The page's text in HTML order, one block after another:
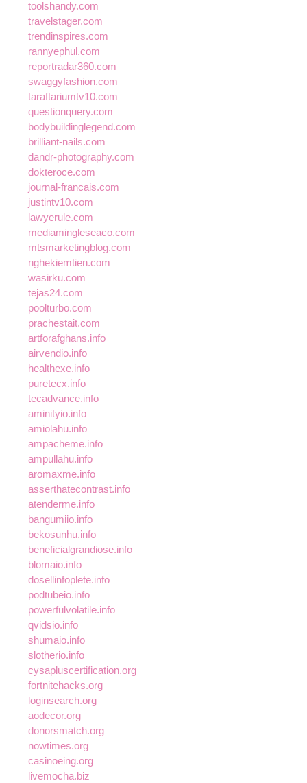
toolshandy.com
travelstager.com
trendinspires.com
rannyephul.com
reportradar360.com
swaggyfashion.com
taraftariumtv10.com
questionquery.com
bodybuildinglegend.com
brilliant-nails.com
dandr-photography.com
dokteroce.com
journal-francais.com
justintv10.com
lawyerule.com
mediamingleseaco.com
mtsmarketingblog.com
nghekiemtien.com
wasirku.com
tejas24.com
poolturbo.com
prachestait.com
artforafghans.info
airvendio.info
healthexe.info
puretecx.info
tecadvance.info
aminityio.info
amiolahu.info
ampacheme.info
ampullahu.info
aromaxme.info
asserthatecontrast.info
atenderme.info
bangumiio.info
bekosunhu.info
beneficialgrandiose.info
blomaio.info
dosellinfoplete.info
podtubeio.info
powerfulvolatile.info
qvidsio.info
shumaio.info
slotherio.info
cysapluscertification.org
fortnitehacks.org
loginsearch.org
aodecor.org
donorsmatch.org
nowtimes.org
casinoeing.org
livemocha.biz